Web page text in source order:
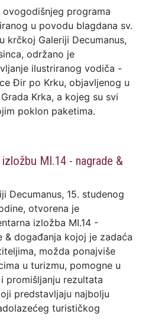
ovogodišnjeg programa
u povodu blagdana sv.
krčkoj Galeriji Decumanus,
održano je
ilustriranog vodiča -
Đir po Krku, objavljenog u
Krka, a kojeg su svi
poklon paketima.
MI.14 - nagrade &
Decumanus, 15. studenog
otvorena je
izložba MI.14 -
& događanja kojoj je zadaća
možda ponajviše
u turizmu, pomogne u
promišljanju rezultata
predstavljaju najbolju
turističkog